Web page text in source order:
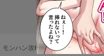
モンハン攻略まとめ隊 > モンスタ